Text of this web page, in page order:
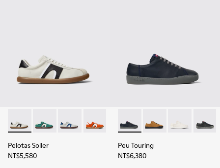
Pelotas Soller - K100937-022 - 男士多色皮革和磨砂皮運動鞋
Pelotas Soller - K100937-031
Pelotas Soller - K100937-028
Pelotas Soller - K100937-021
Pelotas Soller - K100937-020
Pelotas Soller -Pelotas Soller -
Pelotas
Pelotas Soller
NT$5,580
Peu Touring - K100479-051
Peu Touring -Peu Touring -
Peu
Peu Touring
NT$6,380